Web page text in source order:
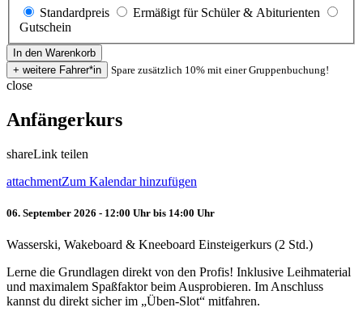
Standardpreis
Ermäßigt für Schüler & Abiturienten
Gutschein
Spare zusätzlich 10% mit einer Gruppenbuchung!
close
Anfängerkurs
shareLink teilen
attachmentZum Kalendar hinzufügen
06. September 2026 - 12:00 Uhr bis 14:00 Uhr
Wasserski, Wakeboard & Kneeboard Einsteigerkurs (2 Std.)
Lerne die Grundlagen direkt von den Profis! Inklusive Leihmaterial
und maximalem Spaßfaktor beim Ausprobieren. Im Anschluss
kannst du direkt sicher im „Üben-Slot“ mitfahren.